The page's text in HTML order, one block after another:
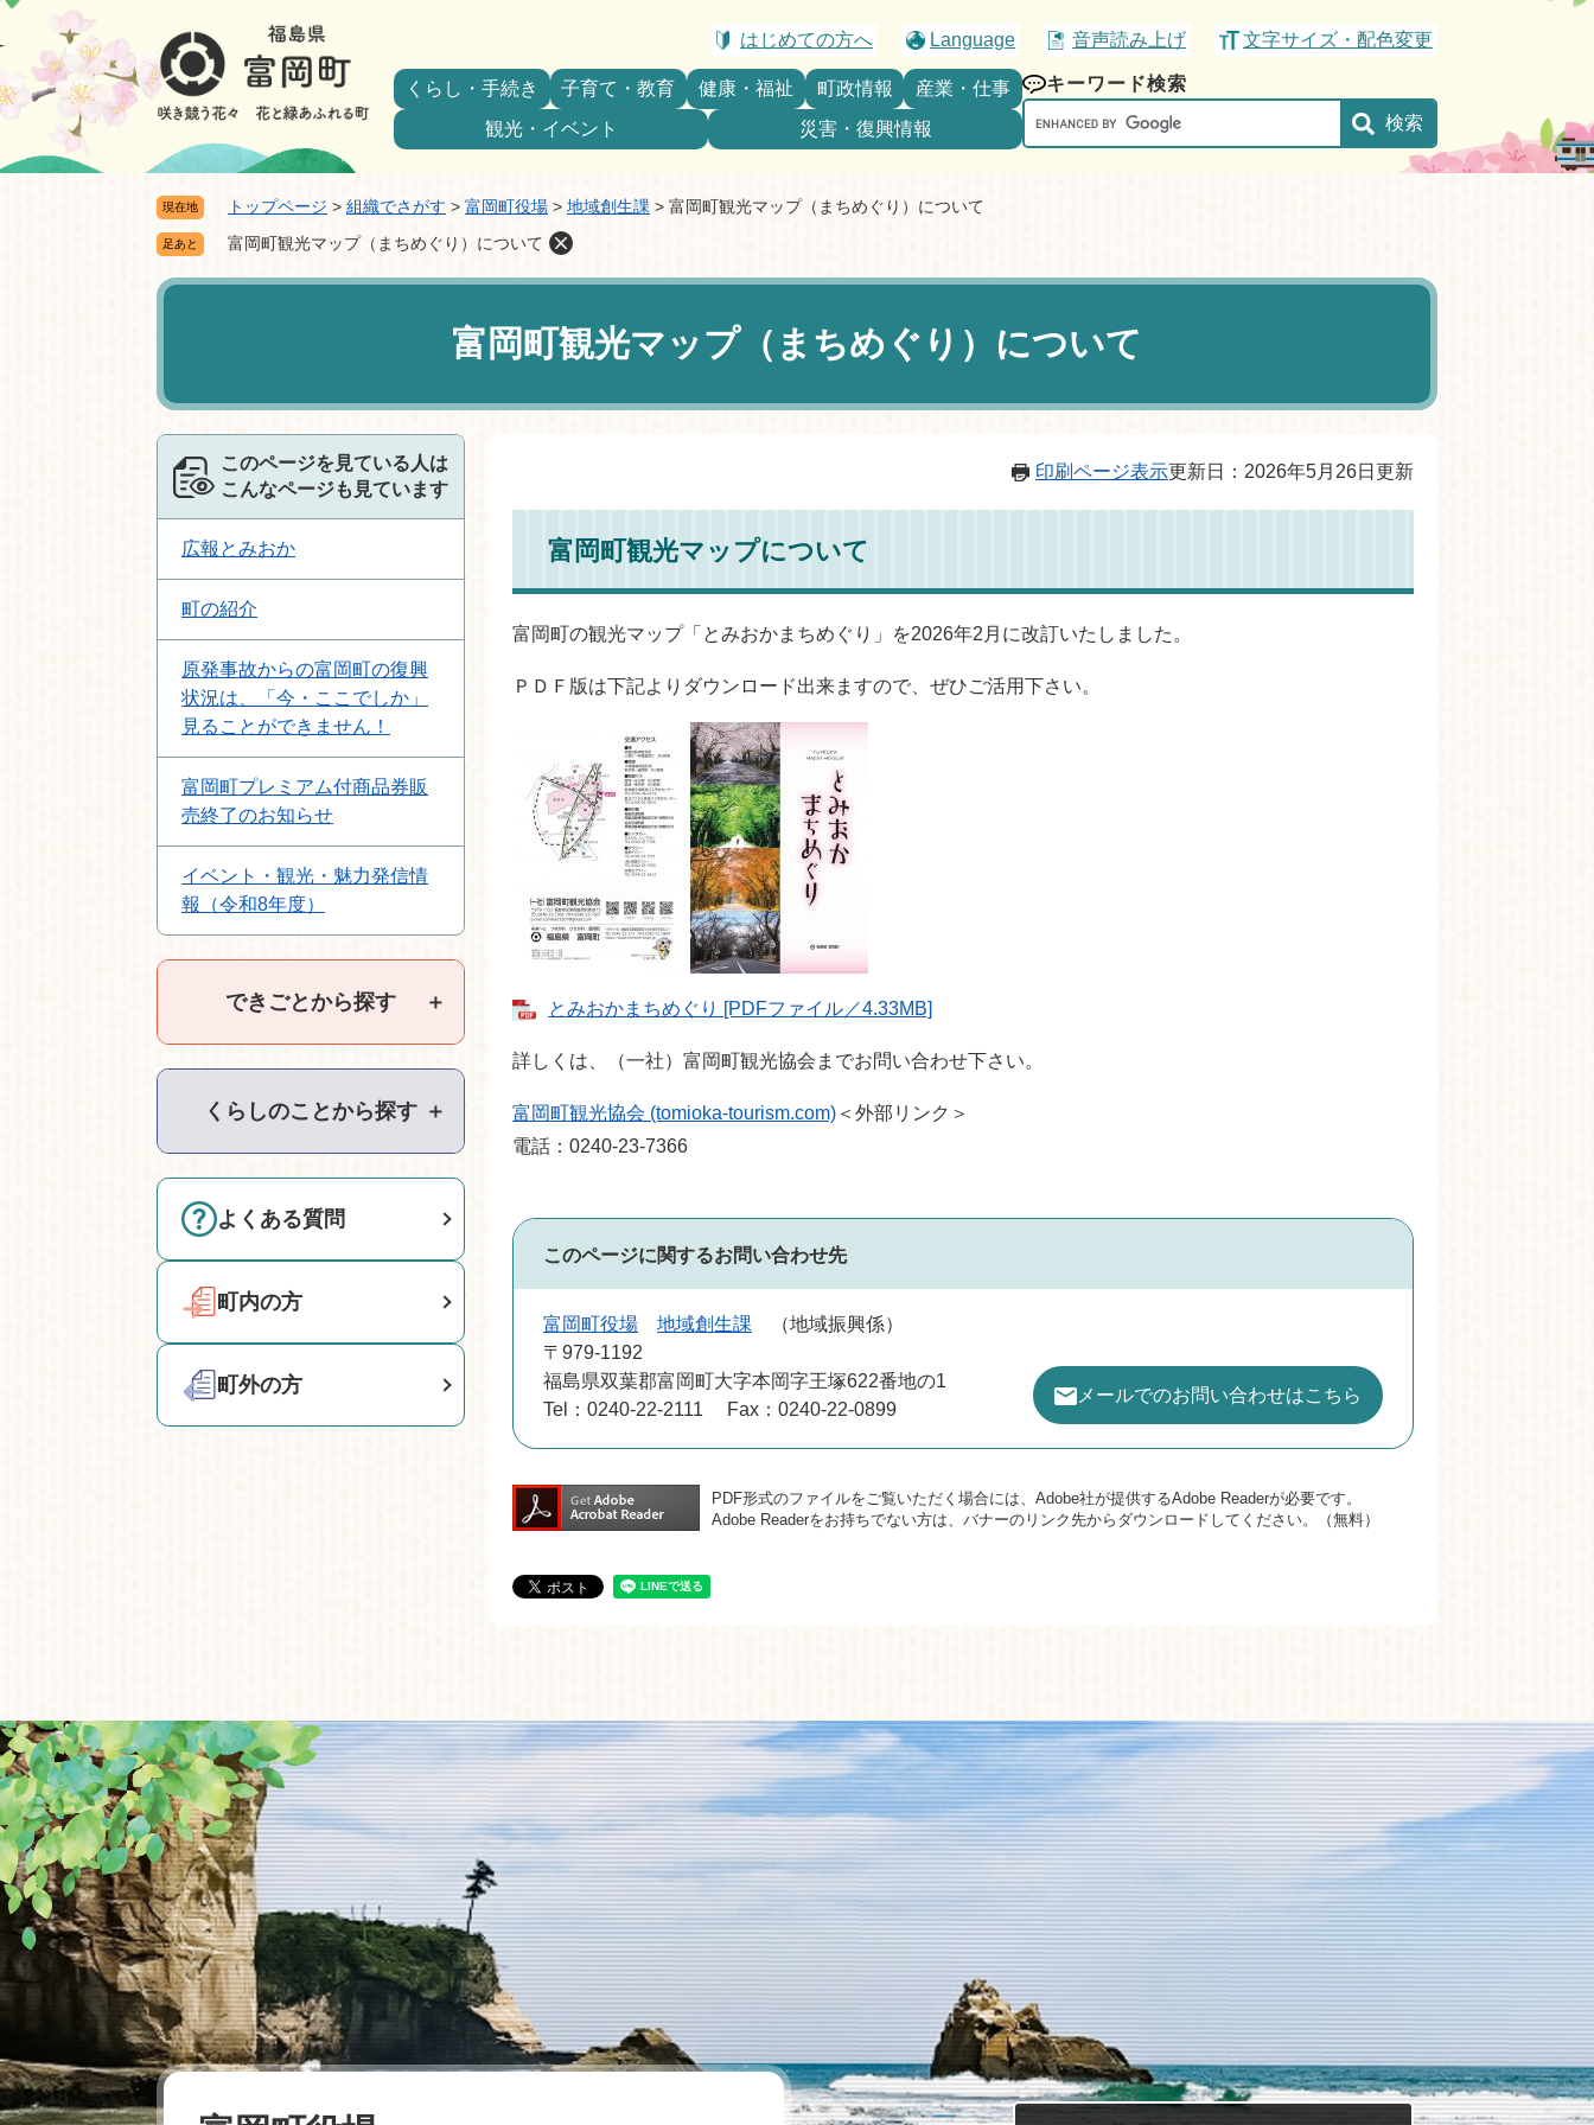
ペ
ー
の
メ
ニ
ー
はじめての方へ Language 音声読み上げ 文字サイズ・配色変更
くらし・手続き 子育て・教育 健康・福祉 町政情報
産業・仕事
観光・イベント
災害・復興情報
キーワード検索
Google
カ
索
現在地 トップページ > 組織でさがす > 富岡町役場 > 地域創生課 > 富岡町観光マップ（まちめぐり）について
足あと 富岡町観光マップ（まちめぐり）について
富岡町観光マップ（まちめぐり）について
更新日：2026年5月26日更新
印刷ページ表示
富岡町観光マップについて
富岡町の観光マップ「とみおかまちめぐり」を2026年2月に改訂いたしました。
ＰＤＦ版は下記よりダウンロード出来ますので、ぜひご活用下さい。
とみおかまちめぐり [PDFファイル／4.33MB]
詳しくは、（一社）富岡町観光協会までお問い合わせ下さい。
富岡町観光協会 (tomioka-tourism.com) ＜外部リンク＞
電話：0240-23-7366
このページに関するお問い合わせ先
富岡町役場 地域創生課
地域振興係
〒979-1192
福島県双葉郡富岡町大字本岡字王塚622番地の1
Tel：0240-22-2111
Fax：0240-22-0899
メールでのお問い合わせはこちら
PDF形式のファイルをご覧いただく場合には、Adobe社が提供するAdobe Readerが必要です。
Adobe Readerをお持ちでない方は、バナーのリンク先からダウンロードしてください。（無料）
このページを見ている人は
こんなページも見ています
広報とみおか
町の紹介
原発事故からの富岡町の復興
状況は、「今・ここでしか」
見ることができません！
富岡町プレミアム付商品券販
売終了のお知らせ
イベント・観光・魅力発信情
報（令和8年度）
できごとから探す ＋
くらしのことから探す ＋
よくある質問
町内の方
町外の方